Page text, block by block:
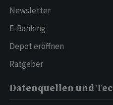
Newsletter
E-Banking
Depot eröffnen
Ratgeber
Datenquellen und